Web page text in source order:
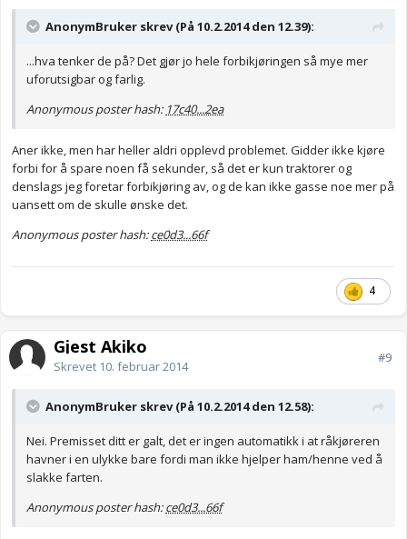
AnonymBruker skrev (På 10.2.2014 den 12.39):
...hva tenker de på? Det gjør jo hele forbikjøringen så mye mer
uforutsigbar og farlig.
Anonymous poster hash: 17c40...2ea
Aner ikke, men har heller aldri opplevd problemet. Gidder ikke kjøre
forbi for å spare noen få sekunder, så det er kun traktorer og
denslags jeg foretar forbikjøring av, og de kan ikke gasse noe mer på
uansett om de skulle ønske det.
Anonymous poster hash:ce0d3...66f
4
Gjest Akiko
Skrevet 10. februar 2014
#9
AnonymBruker skrev (På 10.2.2014 den 12.58):
Nei. Premisset ditt er galt, det er ingen automatikk i at råkjøreren
havner i en ulykke bare fordi man ikke hjelper ham/henne ved å
slakke farten.
Anonymous poster hash:ce0d3...66f